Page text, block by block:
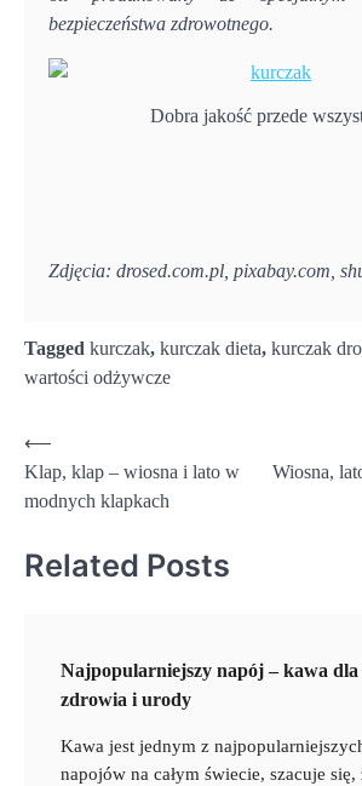
bezpieczeństwa zdrowotnego.
Dobra jakość przede
Zdjęcia: drosed.com.pl, pixabay.com,
Tagged kurczak, kurczak dieta, kurczak
wartości odżywcze
Nawigacja
wpisu
⟵
Klap, klap – wiosna i lato w
modnych klapkach
Wiosna,
Related Posts
Najpopularniejszy napój – kawa dla
zdrowia i urody
Kawa jest jednym z
napojów na całym świecie, szacuje się,